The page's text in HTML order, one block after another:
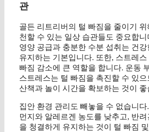
관
골든 리트리버의 털 빠짐을 줄이기 위
천할 수 있는 일상 습관들도 중요합니
영양 공급과 충분한 수분 섭취는 건
유지하는 기본입니다. 또한, 스트레스
빠짐 감소에 큰 역할을 합니다. 운동
스트레스는 털 빠짐을 촉진할 수 있으
산책과 놀이 시간을 확보하는 것이 좋
집안 환경 관리도 빼놓을 수 없습니다
먼지와 알레르겐 농도를 낮추고, 반
을 청결하게 유지하는 것이 털 빠짐